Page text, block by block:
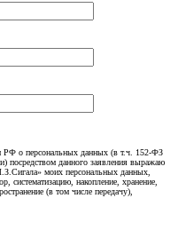
РФ о персональных данных (в т.ч. 152-ФЗ
посредством данного заявления выражаю
моих персональных данных,
систематизацию, накопление, хранение,
(в том числе передачу),